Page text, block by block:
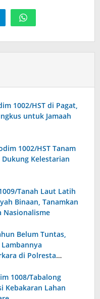
1002/HST di Pagat,
untuk Jamaah
1002/HST Tanam
Kelestarian
Tanah Laut Latih
Binaan, Tanamkan
Nasionalisme
Belum Tuntas,
di Polresta
1008/Tabalong
Kebakaran Lahan